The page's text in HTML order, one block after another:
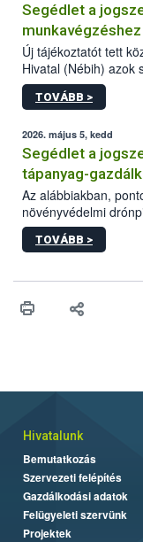
Segédlet a
munkavégzéshez
Új tájékoztatót tett
Hivatal (Nébih) azok
növényvédelmi vagy
végezni
műszaki és hatósági
TOVÁBB >
2026. május 5, kedd
Segédlet a
tápanyag-
feltételeiről
Az alábbiakban,
növényvédelmi
növényvédelmi és
végzésének
TOVÁBB >
Hivatalunk
Bemutatkozás
Szervezeti felépítés
Gazdálkodási adatok
Felügyeleti szervünk
Projektek